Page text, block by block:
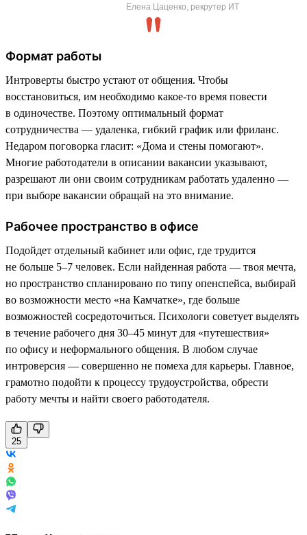
Елена Цаценко, рекрутер ИТ
Формат работы
Интроверты быстро устают от общения. Чтобы
восстановиться, им необходимо какое-то время повести
в одиночестве. Поэтому оптимальный формат
сотрудничества — удаленка, гибкий график или фриланс.
Недаром поговорка гласит: «Дома и стены помогают».
Многие работодатели в описании вакансии указывают,
разрешают ли они своим сотрудникам работать удаленно —
при выборе вакансии обращай на это внимание.
Рабочее пространство в офисе
Подойдет отдельный кабинет или офис, где трудится
не больше 5–7 человек. Если найденная работа — твоя мечта,
но пространство спланировано по типу опенспейса, выбирай
во возможности место «на Камчатке», где больше
возможностей сосредоточиться. Психологи советует выделять
в течение рабочего дня 30–45 минут для «путешествия»
по офису и неформального общения. В любом случае
интроверсия — совершенно не помеха для карьеры. Главное,
грамотно подойти к процессу трудоустройства, обрести
работу мечты и найти своего работодателя.
25